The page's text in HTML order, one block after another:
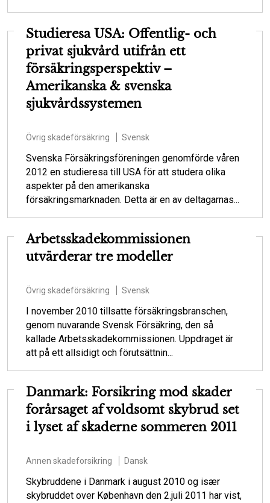
Studieresa USA: Offentlig- och
privat sjukvård utifrån ett
försäkringsperspektiv –
Amerikanska & svenska
sjukvårdssystemen
Övrig skadeförsäkring Svensk
Svenska Försäkringsföreningen genomförde våren
2012 en studieresa till USA för att studera olika
aspekter på den amerikanska
försäkringsmarknaden. Detta är en av deltagarnas...
Arbetsskadekommissionen
utvärderar tre modeller
Övrig skadeförsäkring Svensk
I november 2010 tillsatte försäkringsbranschen,
genom nuvarande Svensk Försäkring, den så
kallade Arbetsskadekommissionen. Uppdraget är
att på ett allsidigt och förutsättnin...
Danmark: Forsikring mod skader
forårsaget af voldsomt skybrud set
i lyset af skaderne sommeren 2011
Annen skadeforsikring Dansk
Skybruddene i Danmark i august 2010 og især
skybruddet over København den 2.juli 2011 har vist,